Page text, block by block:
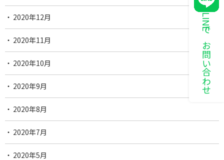
LINEでお問い合わせ
2020年12月
2020年11月
2020年10月
2020年9月
2020年8月
2020年7月
2020年5月